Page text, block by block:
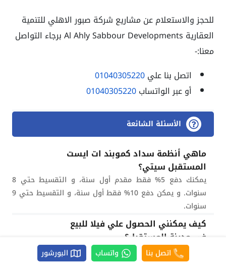
للحجز والاستعلام عن مشاريع شركة صبور الاهلي للتنمية
العقارية Al Ahly Sabbour Developments برجاء التواصل
معنا:-
اتصل بنا علي01040305220
أو عبر الواتساب01040305220
الأسئلة الشائعة
ماهي أنظمة سداد كموبند ات ايست
المستقبل سيتي؟
يمكنك دفع 5% فقط مقدم أول سنة، و التقسيط حتي 8
سنوات. و يمكن دفع 10% فقط أول سنة، و التقسيط حتي 9
سنوات.
كيف يمكنني الحصول علي فيلا للبيع
في مدينة المستقبل؟
اسكن في كمبوند ات ايست المستقبل سيتي، الكمبوند فيلات
فقط. عن طريق التواصل على أرقام مبيعات شركة الاهلي
اتصل بنا واتساب البورشور